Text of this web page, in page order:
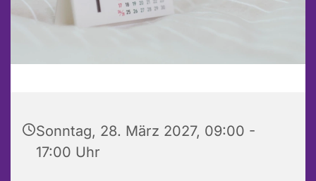
Sonntag, 28. März 2027, 09:00 -
17:00 Uhr